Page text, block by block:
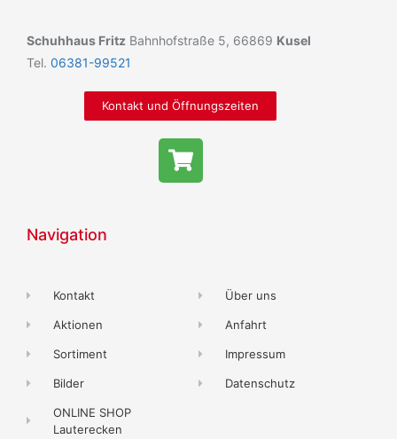
Schuhhaus Fritz Bahnhofstraße 5, 66869 Kusel
Tel. 06381-99521
Kontakt und Öffnungszeiten
Navigation
Kontakt
Aktionen
Sortiment
Bilder
ONLINE SHOP
Lauterecken
Über uns
Anfahrt
Impressum
Datenschutz